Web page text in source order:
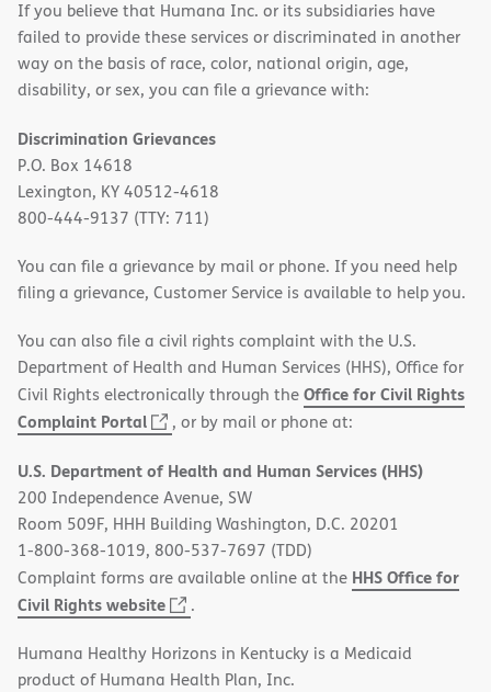
If you believe that Humana Inc. or its subsidiaries have
failed to provide these services or discriminated in another
way on the basis of race, color, national origin, age,
disability, or sex, you can file a grievance with:
Discrimination Grievances
P.O. Box 14618
Lexington, KY 40512-4618
800-444-9137 (TTY: 711)
You can file a grievance by mail or phone. If you need help
filing a grievance, Customer Service is available to help you.
You can also file a civil rights complaint with the U.S.
Department of Health and Human Services (HHS), Office for
Civil Rights electronically through theOffice for Civil Rights
Complaint Portal
(opens
new
window)
, or by mail or phone at:
U.S. Department of Health and Human Services (HHS)
200 Independence Avenue, SW
Room 509F, HHH Building Washington, D.C. 20201
1-800-368-1019, 800-537-7697 (TDD)
Complaint forms are available online at the HHS Office for
Civil Rights website
(opens
new
window)
.
Humana Healthy Horizons in Kentucky is a Medicaid
product of Humana Health Plan, Inc.